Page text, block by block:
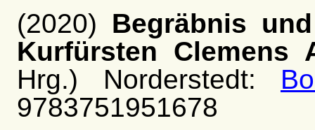
(2020) Begräbnis
Kurfürsten Clemens
Hrg.) Norderstedt:
9783751951678